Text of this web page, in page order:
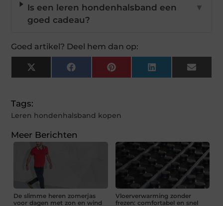
Is een leren hondenhalsband een
goed cadeau?
▼
Goed artikel? Deel hem dan op:
X
(Twitter)
FacebookPinterestLinkedInEmail
Tags:
Leren hondenhalsband kopen
Meer Berichten
De slimme heren zomerjas
voor dagen met zon en wind
Vloerverwarming zonder
frezen: comfortabel en snel